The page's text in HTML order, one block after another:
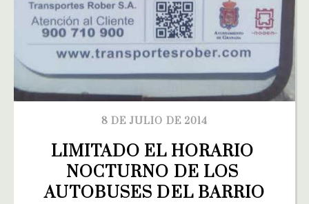
8 DE JULIO DE 2014
LIMITADO EL HORARIO
NOCTURNO DE LOS
AUTOBUSES DEL BARRIO